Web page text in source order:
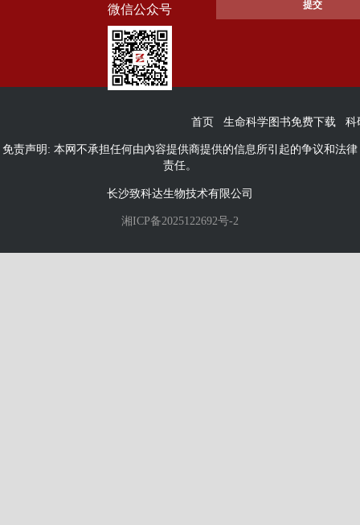
微信公众号
首页 生命科学图书免费下载 科
免责声明: 本网不承担任何由內容提供商提供的信息所引起的争议和法律
责任。
长沙致科达生物技术有限公司
湘ICP备2025122692号-2